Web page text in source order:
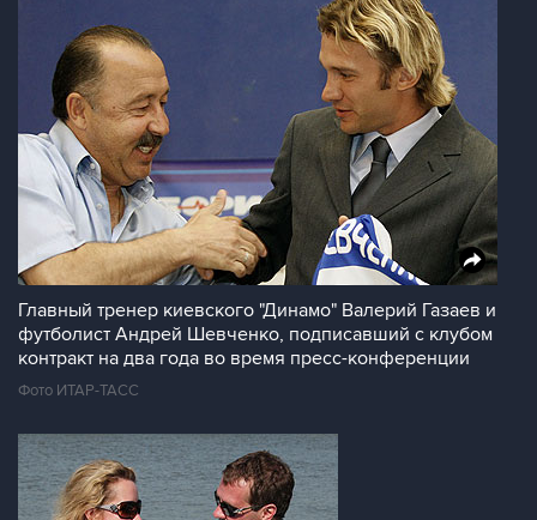
Главный тренер киевского "Динамо" Валерий Газаев и
футболист Андрей Шевченко, подписавший с клубом
контракт на два года во время пресс-конференции
Фото ИТАР-ТАСС